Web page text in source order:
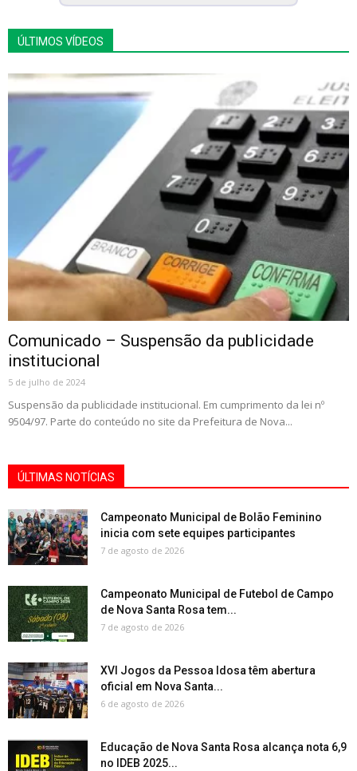
ÚLTIMOS VÍDEOS
Comunicado – Suspensão da publicidade
institucional
5 de julho de 2024
Suspensão da publicidade institucional. Em cumprimento da lei nº
9504/97. Parte do conteúdo no site da Prefeitura de Nova...
ÚLTIMAS NOTÍCIAS
Campeonato Municipal de Bolão Feminino
inicia com sete equipes participantes
7 de agosto de 2026
Campeonato Municipal de Futebol de Campo
de Nova Santa Rosa tem...
7 de agosto de 2026
XVI Jogos da Pessoa Idosa têm abertura
oficial em Nova Santa...
6 de agosto de 2026
Educação de Nova Santa Rosa alcança nota 6,9
no IDEB 2025...